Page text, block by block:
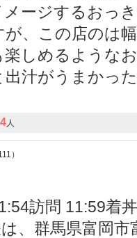
ージするおっ
、この店のは
しめるような
出汁がうまかっ
4 人
）
訪問 11:59着
、群馬県富岡